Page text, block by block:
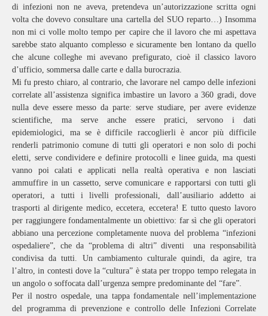
di infezioni non ne aveva, pretendeva un’autorizzazione scritta ogni
volta che dovevo consultare una cartella del SUO reparto…) Insomma
non mi ci volle molto tempo per capire che il lavoro che mi aspettava
sarebbe stato alquanto complesso e sicuramente ben lontano da quello
che alcune colleghe mi avevano prefigurato, cioè il classico lavoro
d’ufficio, sommersa dalle carte e dalla burocrazia.
Mi fu presto chiaro, al contrario, che lavorare nel campo delle infezioni
correlate all’assistenza significa imbastire un lavoro a 360 gradi, dove
nulla deve essere messo da parte: serve studiare, per avere evidenze
scientifiche, ma serve anche essere pratici, servono i dati
epidemiologici, ma se è difficile raccoglierli è ancor più difficile
renderli patrimonio comune di tutti gli operatori e non solo di pochi
eletti, serve condividere e definire protocolli e linee guida, ma questi
vanno poi calati e applicati nella realtà operativa e non lasciati
ammuffire in un cassetto, serve comunicare e rapportarsi con tutti gli
operatori, a tutti i livelli professionali, dall’ausiliario addetto ai
trasporti al dirigente medico, eccetera, eccetera! E tutto questo lavoro
per raggiungere fondamentalmente un obiettivo: far sì che gli operatori
abbiano una percezione completamente nuova del problema “infezioni
ospedaliere”, che da “problema di altri” diventi una responsabilità
condivisa da tutti. Un cambiamento culturale quindi, da agire, tra
l’altro, in contesti dove la “cultura” è stata per troppo tempo relegata in
un angolo o soffocata dall’urgenza sempre predominante del “fare”.
Per il nostro ospedale, una tappa fondamentale nell’implementazione
del programma di prevenzione e controllo delle Infezioni Correlate